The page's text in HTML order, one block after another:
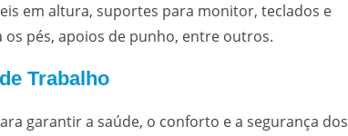
em altura, suportes para monitor, teclados e
pés, apoios de punho, entre outros.
Trabalho
garantir a saúde, o conforto e a segurança dos